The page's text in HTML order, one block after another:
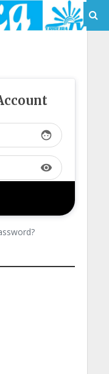
face
visibility